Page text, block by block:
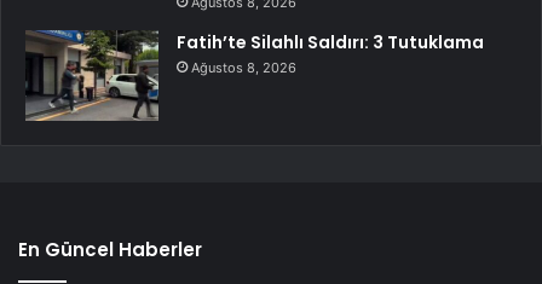
Fatih’te Silahlı Saldırı: 3 Tutuklama
Ağustos 8, 2026
En Güncel Haberler